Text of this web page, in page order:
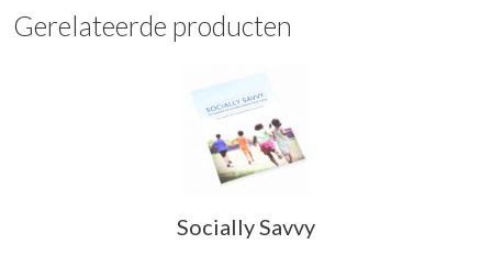
Gerelateerde producten
Socially Savvy